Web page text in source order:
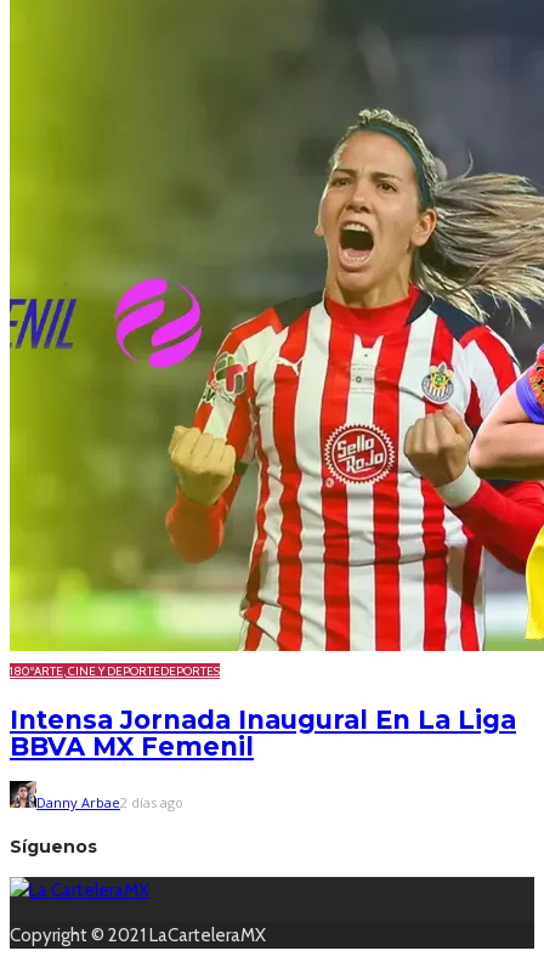
180ºARTE, CINE Y DEPORTEDEPORTES
Intensa Jornada Inaugural En La Liga
BBVA MX Femenil
Danny Arbae2 días ago
Síguenos
Copyright © 2021 LaCarteleraMX